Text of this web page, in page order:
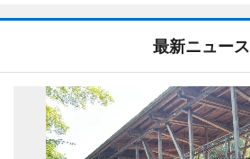
最新ニュース